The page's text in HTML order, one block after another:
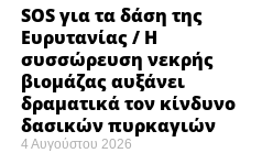
SOS για τα δάση της
Ευρυτανίας / Η
συσσώρευση νεκρής
βιομάζας αυξάνει
δραματικά τον κίνδυνο
δασικών πυρκαγιών
4 Αυγούστου 2026